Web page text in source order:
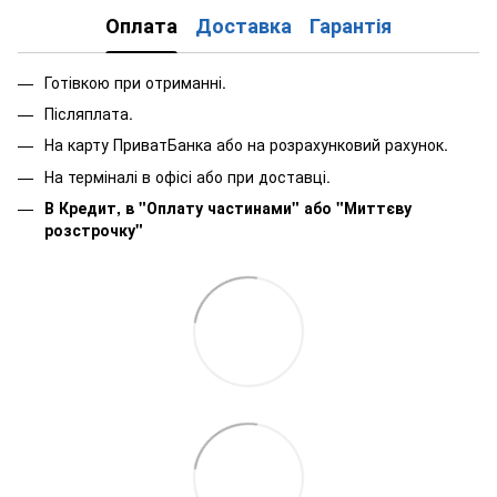
Оплата Доставка Гарантія
Готівкою при отриманні.
Післяплата.
На карту ПриватБанка або на розрахунковий рахунок.
На терміналі в офісі або при доставці.
В Кредит, в "Оплату частинами" або "Миттєву
розстрочку"